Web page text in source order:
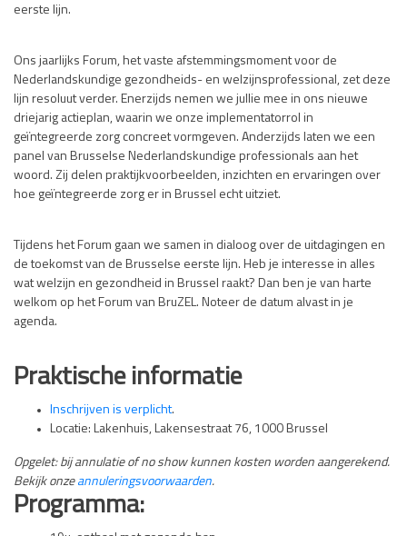
eerste lijn.
Ons jaarlijks Forum, het vaste afstemmingsmoment voor de
Nederlandskundige gezondheids- en welzijnsprofessional, zet deze
lijn resoluut verder. Enerzijds nemen we jullie mee in ons nieuwe
driejarig actieplan, waarin we onze implementatorrol in
geïntegreerde zorg concreet vormgeven. Anderzijds laten we een
panel van Brusselse Nederlandskundige professionals aan het
woord. Zij delen praktijkvoorbeelden, inzichten en ervaringen over
hoe geïntegreerde zorg er in Brussel echt uitziet.
Tijdens het Forum gaan we samen in dialoog over de uitdagingen en
de toekomst van de Brusselse eerste lijn. Heb je interesse in alles
wat welzijn en gezondheid in Brussel raakt? Dan ben je van harte
welkom op het Forum van BruZEL. Noteer de datum alvast in je
agenda.
Praktische informatie
Inschrijven is verplicht.
Locatie: Lakenhuis, Lakensestraat 76, 1000 Brussel
Opgelet: bij annulatie of no show kunnen kosten worden aangerekend.
Bekijk onze annuleringsvoorwaarden.
Programma: